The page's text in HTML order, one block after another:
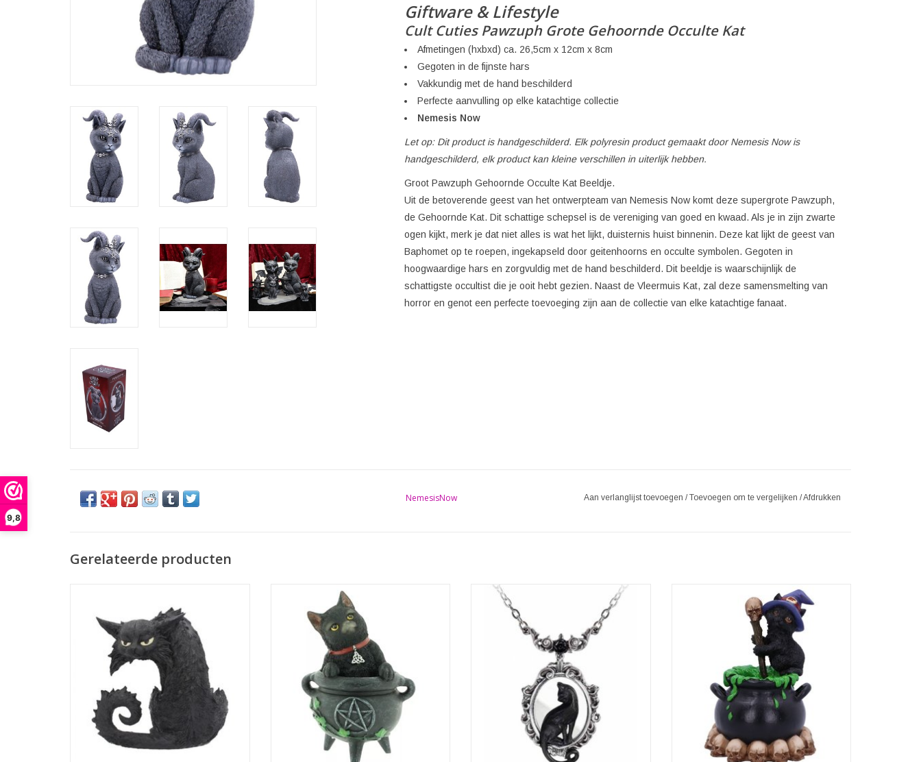
9,8
Giftware & Lifestyle
Cult Cuties Pawzuph Grote Gehoornde Occulte Kat
Afmetingen (hxbxd) ca. 26,5cm x 12cm x 8cm
Gegoten in de fijnste hars
Vakkundig met de hand beschilderd
Perfecte aanvulling op elke katachtige collectie
Nemesis Now
Let op: Dit product is handgeschilderd. Elk polyresin product gemaakt door Nemesis Now is
handgeschilderd, elk product kan kleine verschillen in uiterlijk hebben.
Groot Pawzuph Gehoornde Occulte Kat Beeldje.
Uit de betoverende geest van het ontwerpteam van Nemesis Now komt deze supergrote Pawzuph,
de Gehoornde Kat. Dit schattige schepsel is de vereniging van goed en kwaad. Als je in zijn zwarte
ogen kijkt, merk je dat niet alles is wat het lijkt, duisternis huist binnenin. Deze kat lijkt de geest van
Baphomet op te roepen, ingekapseld door geitenhoorns en occulte symbolen. Gegoten in
hoogwaardige hars en zorgvuldig met de hand beschilderd. Dit beeldje is waarschijnlijk de
schattigste occultist die je ooit hebt gezien. Naast de Vleermuis Kat, zal deze samensmelting van
horror en genot een perfecte toevoeging zijn aan de collectie van elke katachtige fanaat.
NemesisNow Aan verlanglijst toevoegen /Toevoegen om te vergelijken /Afdrukken
Gerelateerde producten
Nemesis Now. Een echte heksen kat -
mysterieus en onvoorspelbaar! Gegoten uit
de beste hars en zorgvuldig met de hand
vervaardigd. Salem is een perfect cadeau
voor elke heks die een
TOEVOEGEN AAN WINKELWAGEN
Exclusief kattenbeeldje van Nemesis Now.
Deze charmante kat lijkt heel gelukkig te
zijn zittend in een zwarte ketel. Dit prachtig
beeldje is gegoten in hoogwaardige hars en
is liefdevol met de hand verwaardigd.
Een geweldig cadeau voor elke moderne
heks!
TOEVOEGEN AAN WINKELWAGEN
Stil, onopvallend en alomtegenwoordig, uw
ailuros-metgezel reflecteert vol vertrouwen
op uw lot. Voeg elegantie toe aan je kleding
met deze 'Purrrrfect' hanger.
Een opzichtige tinnen hanger van een
spiegel in een sierlijke ovale lijst met een
zwarte tinn
Dit charmante kattenbeeldje is gegoten in
hars van hoge kwaliteit en daarna
zorgvuldig met de hand beschilderd. Spook
zit aan de zijkant van een overvolle ketel,
roerend in het brouwsel met een schedel-top
staf. Met een paarse heksenhoed op haar
hoofd, wa
TOEVOEGEN AAN WINKELWAGEN